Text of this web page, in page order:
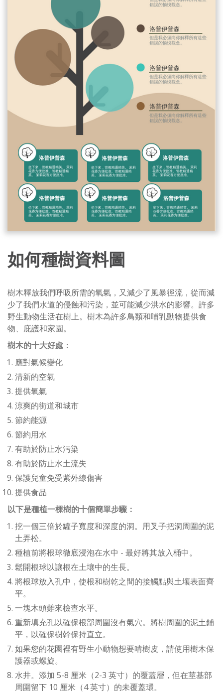
如何種樹資料圖
樹木釋放我們呼吸所需的氧氣，又減少了風暴徑流，從而減
少了我們水道的侵蝕和污染，並可能減少洪水的影響。許多
野生動物生活在樹上。樹木為許多鳥類和哺乳動物提供食
物、庇護和家園。
樹木的十大好處：
應對氣候變化
清新的空氣
提供氧氣
涼爽的街道和城市
節約能源
節約用水
有助於防止水污染
有助於防止水土流失
保護兒童免受紫外線傷害
提供食品
以下是種植一棵樹的十個簡單步驟：
挖一個三倍於罐子寬度和深度的洞。用叉子把洞周圍的泥
土弄松。
種植前將根球徹底浸泡在水中 - 最好將其放入桶中。
鬆開根球以讓根在土壤中的生長。
將根球放入孔中，使根和樹乾之間的接觸點與土壤表面齊
平。
一塊木頭難來檢查水平。
重新填充孔以確保根部周圍沒有氣穴。將樹周圍的泥土鋪
平，以確保樹幹保持直立。
如果您的花園裡有野生小動物想要啃樹皮，請使用樹木保
護器或螺旋。
水井。添加 5-8 厘米（2-3 英寸）的覆蓋層，但在莖基部
周圍留下 10 厘米（4 英寸）的未覆蓋環。